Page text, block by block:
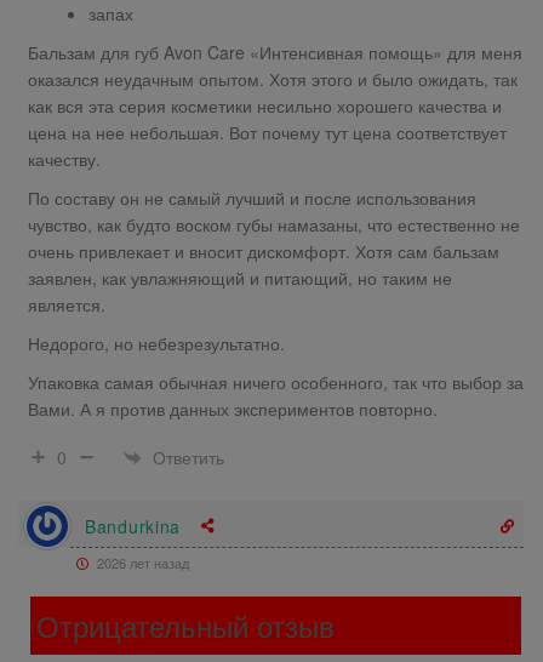
запах
Бальзам для губ Avon Care «Интенсивная помощь» для меня
оказался неудачным опытом. Хотя этого и было ожидать, так
как вся эта серия косметики несильно хорошего качества и
цена на нее небольшая. Вот почему тут цена соответствует
качеству.
По составу он не самый лучший и после использования
чувство, как будто воском губы намазаны, что естественно не
очень привлекает и вносит дискомфорт. Хотя сам бальзам
заявлен, как увлажняющий и питающий, но таким не
является.
Недорого, но небезрезультатно.
Упаковка самая обычная ничего особенного, так что выбор за
Вами. А я против данных экспериментов повторно.
0
Ответить
Bandurkina
2026 лет назад
Отрицательный отзыв